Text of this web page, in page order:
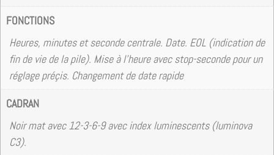
FONCTIONS
Heures, minutes et seconde centrale. Date. EOL (indication de
fin de vie de la pile). Mise à l’heure avec stop-seconde pour un
réglage préçis. Changement de date rapide
CADRAN
Noir mat avec 12-3-6-9 avec index luminescents (luminova
C3).